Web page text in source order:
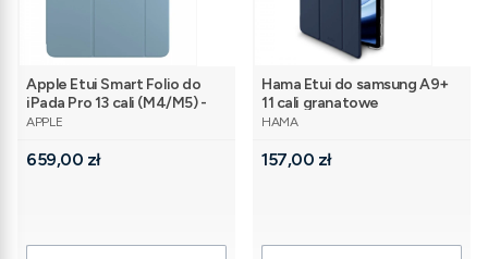
Apple Etui Smart Folio do
iPada Pro 13 cali (M4/M5) -
denim
PRODUCENT
APPLE
Cena
659,00 zł
Hama Etui do samsung A9+
11 cali granatowe
PRODUCENT
HAMA
Cena
157,00 zł